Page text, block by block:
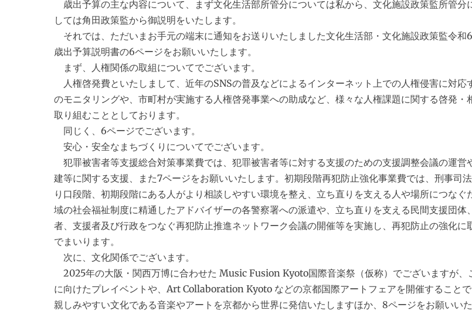
歳出予算の主な内容について、まず文化生活部所管分については私から、文化施設政策監所管分
しては角田政策監から御説明をいたします。
それでは、ただいまお手元の端末に通知をお送りいたしました文化生活部・文化施設政策監令和
歳出予算説明書の6ページをお願いいたします。
まず、人権関係の取組についてでございます。
人権啓発費といたしまして、近年のSNSの普及などによるインターネット上での人権侵害に対応
のモニタリングや、市町村が実施する人権啓発事業への助成など、様々な人権課題に関する啓発・
取り組むこととしております。
同じく、6ページでございます。
安心・安全なまちづくりについてでございます。
犯罪被害者等支援総合対策事業費では、犯罪被害者等に対する支援のための支援調整会議の運営
建等に関する支援、また7ページをお願いいたします。初期段階再犯防止強化事業費では、刑事司
り口段階、初期段階にある人がより相談しやすい環境を整え、立ち直りを支える人や場所につなぐ
域の社会福祉制度に精通したアドバイザーの各警察署への派遣や、立ち直りを支える民間支援団体
者、支援者及び行政をつなぐ再犯防止推進ネットワーク会議の開催等を実施し、再犯防止の強化に
でまいります。
次に、文化関係でございます。
2025年の大阪・関西万博に合わせた Music Fusion Kyoto国際音楽祭（仮称）でございますが、
に向けたプレイベントや、Art Collaboration Kyoto などの京都国際アートフェアを開催すること
親しみやすい文化である音楽やアートを京都から世界に発信いたしますほか、8ページをお願いいた